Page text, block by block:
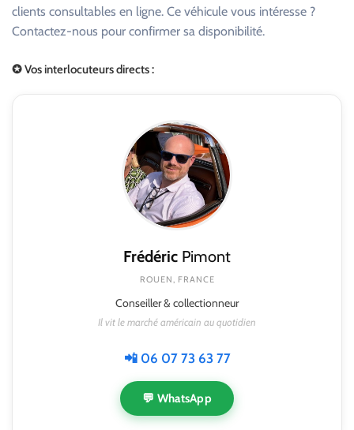
clients consultables en ligne. Ce véhicule vous intéresse ?
Contactez-nous pour confirmer sa disponibilité.
✪ Vos interlocuteurs directs :
Frédéric Pimont
ROUEN, FRANCE
Conseiller & collectionneur
Il vit le marché américain au quotidien
📲 06 07 73 63 77
💬 WhatsApp